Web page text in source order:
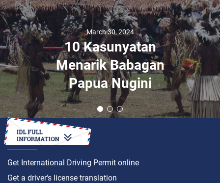
March 30, 2024
10 Kasunyatan
Menarik Babagan
Papua Nugini
HOW TO
Get International Driving Permit online
Get a driver's license translation